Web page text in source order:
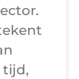
tijd,